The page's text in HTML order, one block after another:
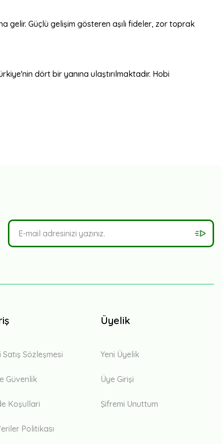
gelir. Güçlü gelişim gösteren aşılı fideler, zor toprak
dört bir yanına ulaştırılmaktadır. Hobi
Sözleşmesi
Güvenlik
Koşullari
Politikası
Üyelik
Yeni Üyelik
Üye Girişi
Şifremi Unuttum